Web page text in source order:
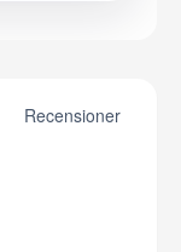
Recensioner